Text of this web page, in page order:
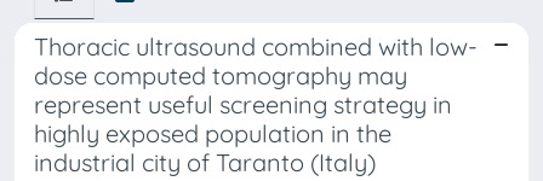
Thoracic ultrasound combined with low-
dose computed tomography may
represent useful screening strategy in
highly exposed population in the
industrial city of Taranto (Italy)